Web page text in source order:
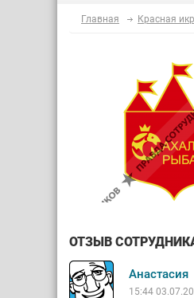
Главная Красная
ОТЗЫВ
Анастасия
15:44